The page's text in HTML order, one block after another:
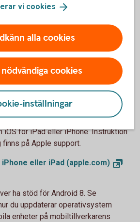
för uppdatering av
iOS 16.6 eller senare version av
iOS för iPad eller iPhone. Instruktion
på Apple support.
eller iPad (apple.com)
ha stöd för Android 8. Se
du uppdaterar operativsystem
enheter på mobiltillverkarens
vi cookies .
alla cookies
nödvändiga cookies
inställningar